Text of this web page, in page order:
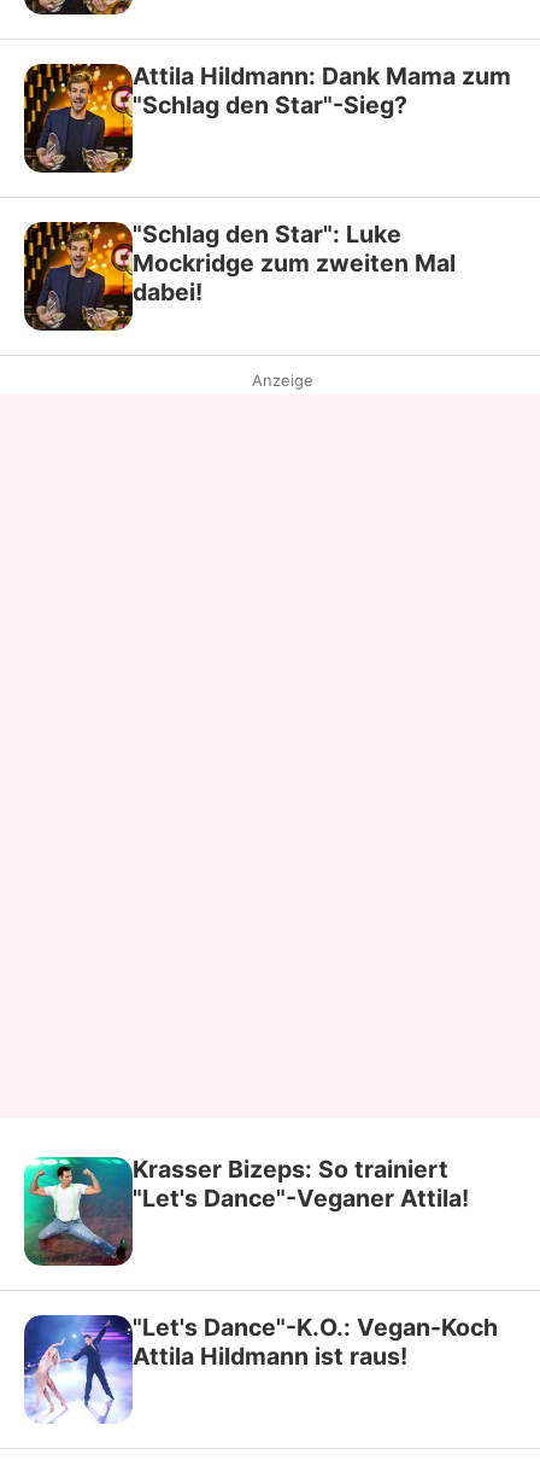
Attila Hildmann: Dank Mama zum
"Schlag den Star"-Sieg?
"Schlag den Star": Luke
Mockridge zum zweiten Mal
dabei!
Anzeige
Krasser Bizeps: So trainiert
"Let's Dance"-Veganer Attila!
"Let's Dance"-K.O.: Vegan-Koch
Attila Hildmann ist raus!